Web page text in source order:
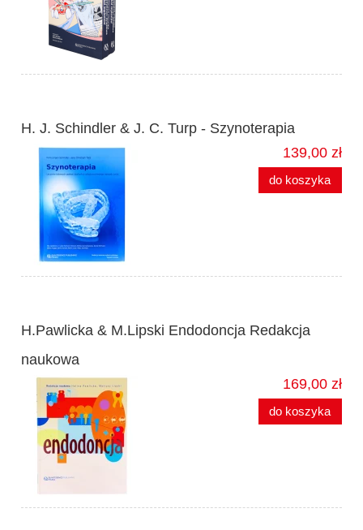
H. J. Schindler & J. C. Turp - Szynoterapia
139,00 zł
do koszyka
H.Pawlicka & M.Lipski Endodoncja Redakcja
naukowa
169,00 zł
do koszyka